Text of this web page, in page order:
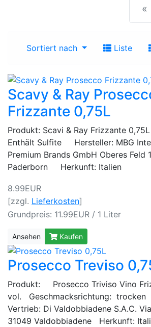
«
Sortiert nach Liste
Scavy & Ray
Frizzante 0,75L
Produkt: Scavi & Ray Frizzante
Enthält Sulfite Hersteller: MBG
Premium Brands GmbH Oberes Feld
Paderborn Herkunft: Italien
8.99EUR
[zzgl. Lieferkosten]
Grundpreis: 11.99EUR / 1 Liter
Ansehen Kaufen
Prosecco Treviso
Produkt: Prosecco Triviso Vino
vol. Geschmacksrichtung: trocken
Vertrieb: Di Valdobbiadene S.A.C.
31049 Valdobbiadene Herkunft: